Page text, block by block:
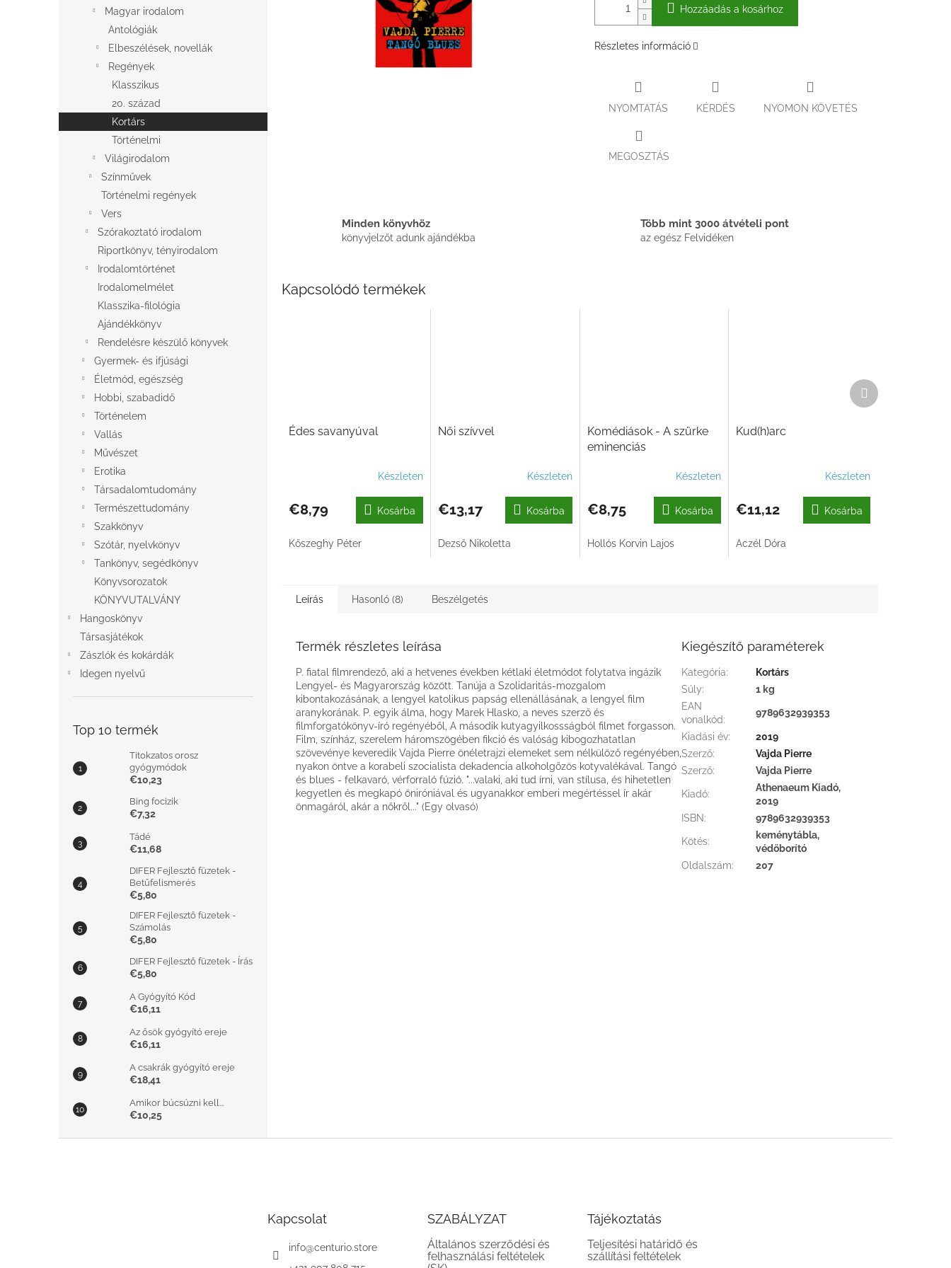
Magyar irodalom
Antológiák
Elbeszélések, novellák
Regények
Klasszikus
20. század
Kortárs
Történelmi
Világirodalom
Színművek
Történelmi regények
Vers
Szórakoztató irodalom
Riportkönyv, tényirodalom
Irodalomtörténet
Irodalomelmélet
Klasszika-filológia
Ajándékkönyv
Rendelésre készülő könyvek
Gyermek- és ifjúsági
Életmód, egészség
Hobbi, szabadidő
Történelem
Vallás
Művészet
Erotika
Társadalomtudomány
Természettudomány
Szakkönyv
Szótár, nyelvkönyv
Tankönyv, segédkönyv
Könyvsorozatok
KÖNYVUTALVÁNY
Hangoskönyv
Társasjátékok
Zászlók és kokárdák
Idegen nyelvű
Top 10 termék
Titokzatos orosz
gyógymódok
€10,23
Bing focizik
€7,32
Tádé
€11,68
DIFER Fejlesztő füzetek -
Betűfelismerés
€5,80
DIFER Fejlesztő füzetek -
Számolás
€5,80
DIFER Fejlesztő füzetek - Írás
€5,80
A Gyógyító Kód
€16,11
Az ősök gyógyító ereje
€16,11
A csakrák gyógyító ereje
€18,41
Amikor búcsúzni kell...
€10,25
Hozzáadás a kosárhoz
Részletes információ
NYOMTATÁS KÉRDÉS NYOMON KÖVETÉS
MEGOSZTÁS
Minden könyvhöz
könyvjelzőt adunk ajándékba
Több mint 3000 átvételi pont
az egész Felvidéken
Kapcsolódó termékek
Édes savanyúval
Készleten
€8,79 Kosárba
Kőszeghy Péter
Női szívvel
Készleten
€13,17 Kosárba
Dezső Nikoletta
Komédiások - A szürke
eminenciás
Készleten
€8,75 Kosárba
Hollós Korvin Lajos
Kud(h)arc
Készleten
€11,12 Kosárba
Aczél Dóra
Következő
termék
Leírás Hasonló (8) Beszélgetés
Termék részletes leírása
P. fiatal filmrendező, aki a hetvenes években kétlaki életmódot folytatva ingázik
Lengyel- és Magyarország között. Tanúja a Szolidaritás-mozgalom
kibontakozásának, a lengyel katolikus papság ellenállásának, a lengyel film
aranykorának. P. egyik álma, hogy Marek Hlasko, a neves szerző és
filmforgatókönyv-író regényéből, A második kutyagyilkossságból filmet forgasson.
Film, színház, szerelem háromszögében fikció és valóság kibogozhatatlan
szövevénye keveredik Vajda Pierre önéletrajzi elemeket sem nélkülöző regényében,
nyakon öntve a korabeli szocialista dekadencia alkoholgőzös kotyvalékával. Tangó
és blues - felkavaró, vérforraló fúzió. "...valaki, aki tud írni, van stílusa, és hihetetlen
kegyetlen és megkapó öniróniával és ugyanakkor emberi megértéssel ír akár
önmagáról, akár a nőkről..." (Egy olvasó)
Kiegészítő paraméterek
Kategória:
Kortárs
Súly:
1 kg
EAN
vonalkód:
9789632939353
Kiadási év:
2019
Szerző:
Vajda Pierre
Szerző: Vajda Pierre
Kiadó:
Athenaeum Kiadó,
2019
ISBN: 9789632939353
Kötés:
keménytábla,
védőborító
Oldalszám: 207
Kapcsolat
info@centurio.store
SZABÁLYZAT
Általános szerződési és
felhasználási feltételek
Tájékoztatás
Teljesítési határidő és
szállítási feltételek